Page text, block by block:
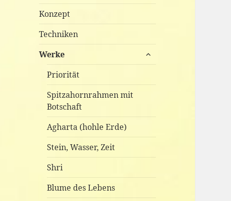
Konzept
Techniken
Werke
untermenü
Priorität
Spitzahornrahmen mit
Botschaft
Agharta (hohle Erde)
Stein, Wasser, Zeit
Shri
Blume des Lebens